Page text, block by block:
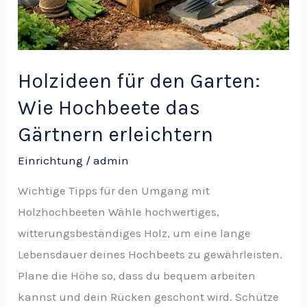
Holzideen für den Garten:
Wie Hochbeete das
Gärtnern erleichtern
Einrichtung /admin
Wichtige Tipps für den Umgang mit
Holzhochbeeten Wähle hochwertiges,
witterungsbeständiges Holz, um eine lange
Lebensdauer deines Hochbeets zu gewährleisten.
Plane die Höhe so, dass du bequem arbeiten
kannst und dein Rücken geschont wird. Schütze